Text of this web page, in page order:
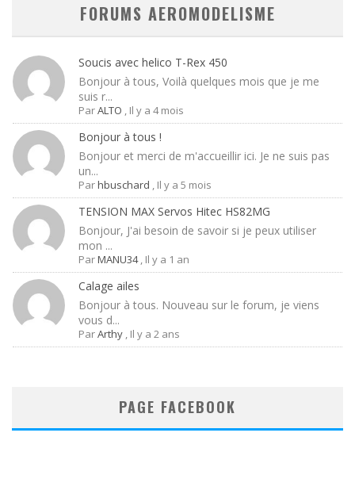
FORUMS AEROMODELISME
Soucis avec helico T-Rex 450
Bonjour à tous, Voilà quelques mois que je me
suis r...
ParALTO , Il y a 4 mois
Bonjour à tous !
Bonjour et merci de m'accueillir ici. Je ne suis pas
un...
Parhbuschard , Il y a 5 mois
TENSION MAX Servos Hitec HS82MG
Bonjour, J'ai besoin de savoir si je peux utiliser
mon ...
ParMANU34, Il y a 1 an
Calage ailes
Bonjour à tous. Nouveau sur le forum, je viens
vous d...
ParArthy , Il y a 2 ans
PAGE FACEBOOK